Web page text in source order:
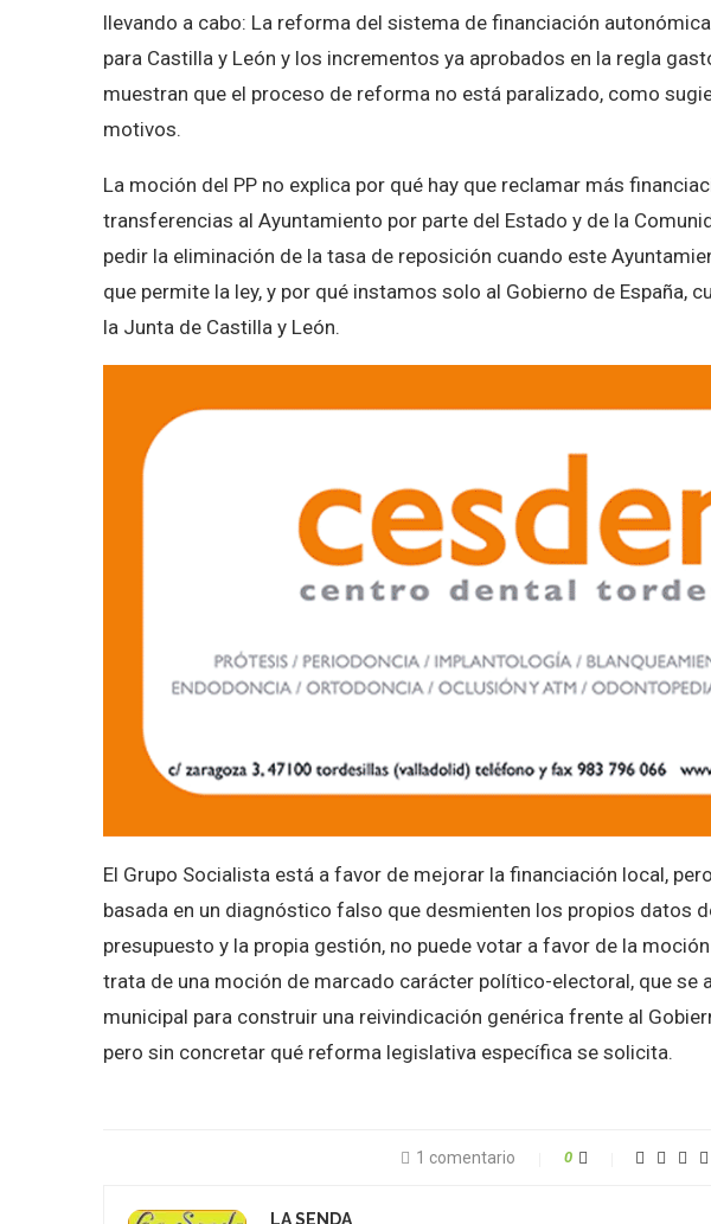
llevando a cabo: La reforma del sistema de financiación
para Castilla y León y los incrementos ya aprobados en la regla
muestran que el proceso de reforma no está paralizado, como
motivos.
La moción del PP no explica por qué hay que reclamar más
transferencias al Ayuntamiento por parte del Estado y de la
pedir la eliminación de la tasa de reposición cuando este
que permite la ley, y por qué instamos solo al Gobierno de España,
la Junta de Castilla y León.
El Grupo Socialista está a favor de mejorar la financiación local,
basada en un diagnóstico falso que desmienten los propios datos
presupuesto y la propia gestión, no puede votar a favor de la
trata de una moción de marcado carácter político-electoral, que se
municipal para construir una reivindicación genérica frente al
pero sin concretar qué reforma legislativa específica se solicita.
1 comentario 0
LA SENDA